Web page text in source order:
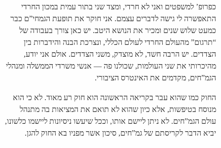
כפרופ’ למשפטים ואני לא חרדי, ומצד שני בתור עמית במכון החרדי
התאפשרה לי גישה לדברים עצמם. אני חוקר את תופעת הגמחי”ם כבר
כמעט שלוש שנים ומכיר את הנושא היטב. יש כאן צורך בעבודה של
“תרגום” מהעולם החרדי לעולם הכללי, ונצרכת הבנה והידברות בין
הצדדים. יש הרבה חשד, לא מוצדק, משני הצדדים. אולם אני יודע,
מהיכרותי את שני העולמות, שכולנו פה — אנשי משרדי הממשלה ומנהלי
הגמ”חים, מקדמים את האינטרס הציבורי.
החוק כמו שהוא עבר בקריאה הראשונה הוא חוק רע מאוד. לא כי הוא
מנוסח בטיפשות, אלא כיון שהוא לא תואם את המציאות בה מתנהל
עולם הגמ”חים. לא ניתן ליישם אותו, וככל שיעשו ניסיונות ליישמו כלשונו,
יביא הדבר לקריסתם של גמ”חים, סיכון אשר מפניו בא החוק להגן.